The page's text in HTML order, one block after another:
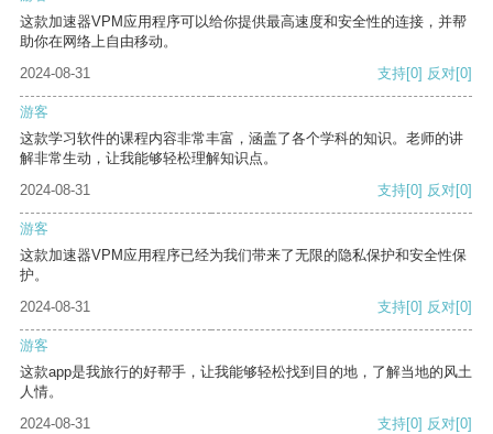
这款加速器VPM应用程序可以给你提供最高速度和安全性的连接，并帮
助你在网络上自由移动。
2024-08-31
支持[0] 反对[0]
游客
这款学习软件的课程内容非常丰富，涵盖了各个学科的知识。老师的讲
解非常生动，让我能够轻松理解知识点。
2024-08-31
支持[0] 反对[0]
游客
这款加速器VPM应用程序已经为我们带来了无限的隐私保护和安全性保
护。
2024-08-31
支持[0] 反对[0]
游客
这款app是我旅行的好帮手，让我能够轻松找到目的地，了解当地的风土
人情。
2024-08-31
支持[0] 反对[0]